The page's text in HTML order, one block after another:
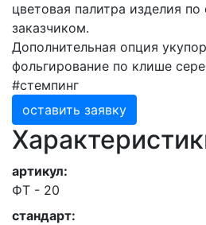
цветовая палитра изделия по
заказчиком.
Дополнительная опция
фольгирование по клише
#стемпинг
оставить заявку
артикул:
ФТ - 20
стандарт: